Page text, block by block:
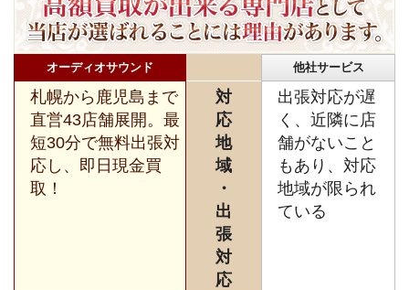
オーディオサウンド 他社サービス
札幌から鹿児島まで
直営43店舗展開。最
短30分で無料出張対
応し、即日現金買
取！
対
応
地
域
・
出
張
対
応
出張対応が遅
く、近隣に店
舗がないこと
もあり、対応
地域が限られ
ている